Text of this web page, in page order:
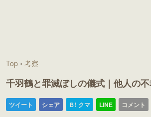
Top › 考察
千羽鶴と罪滅ぼしの儀式｜他人の